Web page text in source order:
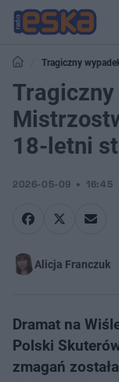
Tragiczny
Tragiczny
18-letni
2026-05-09 16:45
Alicja Franczuk
Dramat na
Polski
zmagań